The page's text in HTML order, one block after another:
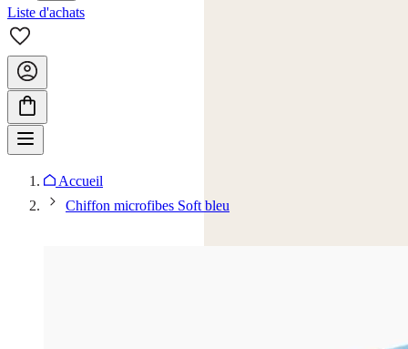
Liste d'achats
Accueil
Chiffon microfibes Soft bleu